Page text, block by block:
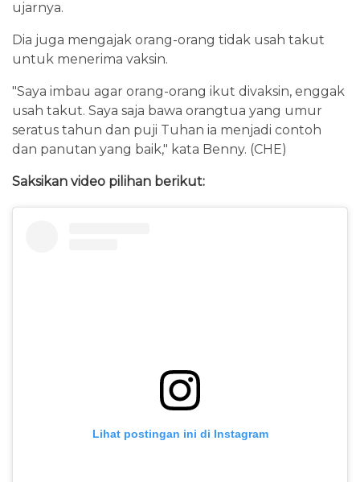
ujarnya.
Dia juga mengajak orang-orang tidak usah takut
untuk menerima vaksin.
"Saya imbau agar orang-orang ikut divaksin, enggak
usah takut. Saya saja bawa orangtua yang umur
seratus tahun dan puji Tuhan ia menjadi contoh
dan panutan yang baik," kata Benny. (CHE)
Saksikan video pilihan berikut:
Lihat postingan ini di Instagram